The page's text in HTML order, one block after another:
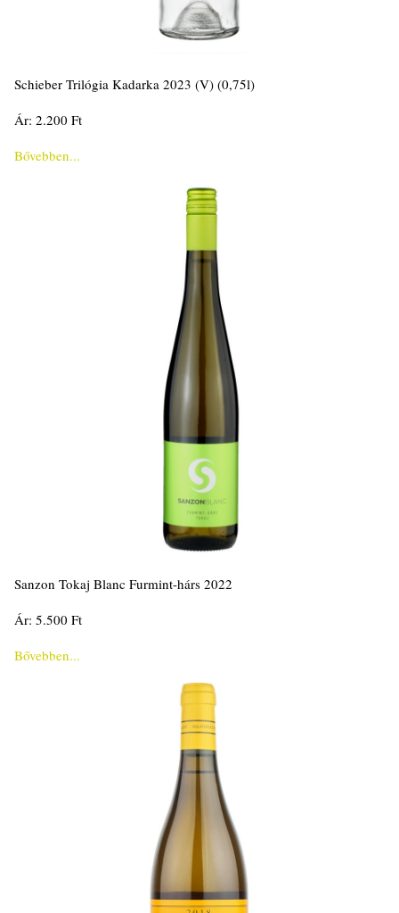
Schieber Trilógia Kadarka 2023 (V) (0,75l)
Ár: 2.200 Ft
Bővebben...
Sanzon Tokaj Blanc Furmint-hárs 2022
Ár: 5.500 Ft
Bővebben...